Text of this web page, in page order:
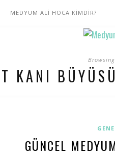
MEDYUM ALİ HOCA KİMDİR?
KANI
GÜNCEL